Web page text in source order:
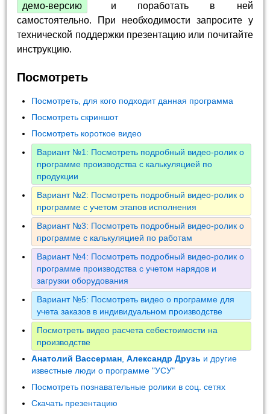
демо-версию
и поработать в ней
самостоятельно. При необходимости запросите у
технической поддержки презентацию или почитайте
инструкцию.
Посмотреть
Посмотреть, для кого подходит данная программа
Посмотреть скриншот
Посмотреть короткое видео
Вариант №1: Посмотреть подробный видео-ролик о
программе производства с калькуляцией по
продукции
Вариант №2: Посмотреть подробный видео-ролик о
программе с учетом этапов исполнения
Вариант №3: Посмотреть подробный видео-ролик о
программе с калькуляцией по работам
Вариант №4: Посмотреть подробный видео-ролик о
программе производства с учетом нарядов и
загрузки оборудования
Вариант №5: Посмотреть видео о программе для
учета заказов в индивидуальном производстве
Посмотреть видео расчета себестоимости на
производстве
Анатолий Вассерман ,Александр Друзь и другие
известные люди о программе "УСУ"
Посмотреть познавательные ролики в соц. сетях
Скачать презентацию